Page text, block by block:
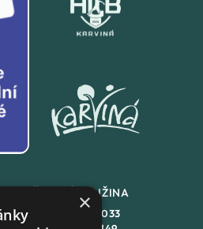
ŠKOLNÍ DRUŽINA
558 846 033
×